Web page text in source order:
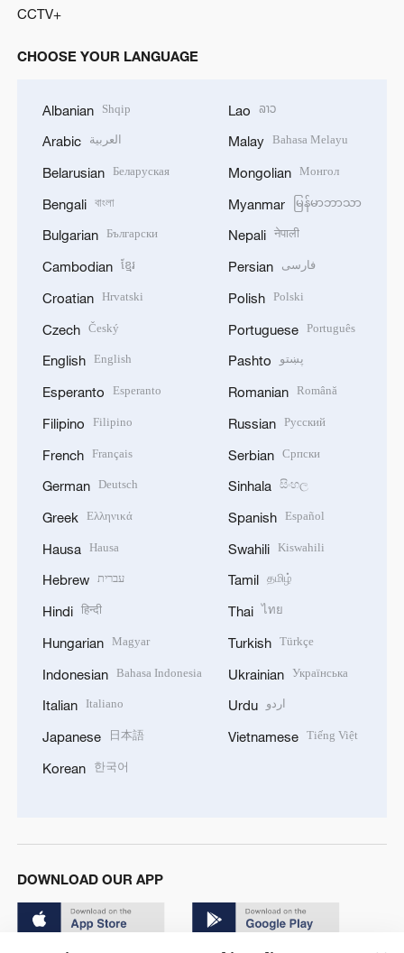
CCTV+
CHOOSE YOUR LANGUAGE
Albanian Shqip
Arabic العربية
Belarusian Беларуская
Bengali বাংলা
Bulgarian Български
Cambodian ខ្មែរ
Croatian Hrvatski
Czech Český
English English
Esperanto Esperanto
Filipino Filipino
French Français
German Deutsch
Greek Ελληνικά
Hausa Hausa
Hebrew עברית
Hindi हिन्दी
Hungarian Magyar
Indonesian Bahasa Indonesia
Italian Italiano
Japanese 日本語
Korean 한국어
Lao ລາວ
Malay Bahasa Melayu
Mongolian Монгол
Myanmar မြန်မာဘာသာ
Nepali नेपाली
Persian فارسی
Polish Polski
Portuguese Português
Pashto پښتو
Romanian Română
Russian Русский
Serbian Српски
Sinhala සිංහල
Spanish Español
Swahili Kiswahili
Tamil தமிழ்
Thai ไทย
Turkish Türkçe
Ukrainian Українська
Urdu اردو
Vietnamese Tiếng Việt
DOWNLOAD OUR APP